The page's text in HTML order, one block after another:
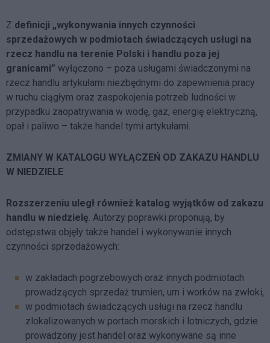
Z definicji „wykonywania innych czynności
sprzedażowych w podmiotach świadczących usługi na
rzecz handlu na terenie Polski i handlu poza jej
granicami” wyłączono – poza usługami świadczonymi na
rzecz handlu artykułami niezbędnymi do zapewnienia pracy
w ruchu ciągłym oraz zaspokojenia potrzeb ludności w
przypadku zaopatrywania w wodę, gaz, energię elektryczną,
opał i paliwo – także handel tymi artykułami.
ZMIANY W KATALOGU WYŁĄCZEŃ OD ZAKAZU HANDLU
W NIEDZIELE
Rozszerzeniu uległ również katalog wyjątków od zakazu
handlu w niedzielę . Autorzy poprawki proponują, by
odstępstwa objęły także handel i wykonywanie innych
czynności sprzedażowych:
w zakładach pogrzebowych oraz innych podmiotach
prowadzących sprzedaż trumien, urn i worków na zwłoki,
w podmiotach świadczących usługi na rzecz handlu
zlokalizowanych w portach morskich i lotniczych, gdzie
prowadzony jest handel oraz wykonywane są inne